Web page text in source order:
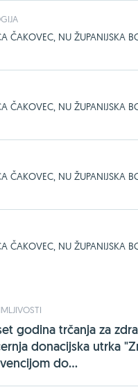
ČAKOVEC, NU ŽUPANIJSKA
ČAKOVEC, NU ŽUPANIJSKA
ČAKOVEC, NU ŽUPANIJSKA
ČAKOVEC, NU ŽUPANIJSKA
godina trčanja za
donacijska utrka
do...